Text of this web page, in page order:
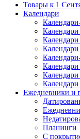
Товары к 1
Календари
Календари
Календари
Ежедневники и
Планинги
С